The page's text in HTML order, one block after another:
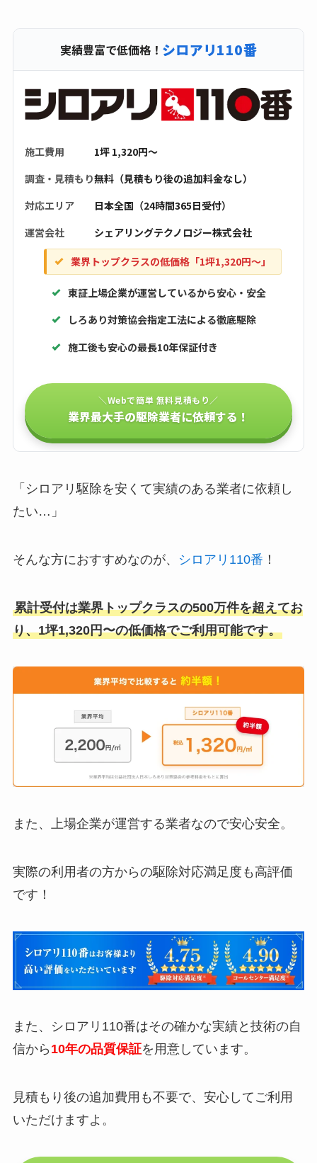
実績豊富で低価格！ シロアリ110番
施工費用
1坪 1,320円〜
調査・見積もり無料（見積もり後の追加料金なし）
対応エリア
日本全国（24時間365日受付）
運営会社
シェアリングテクノロジー株式会社
業界トップクラスの低価格「1坪1,320円〜」
東証上場企業が運営しているから安心・安全
しろあり対策協会指定工法による徹底駆除
施工後も安心の最長10年保証付き
＼Webで簡単 無料見積もり／
業界最大手の駆除業者に依頼する！
「シロアリ駆除を安くて実績のある業者に依頼し
たい…」
そんな方におすすめなのが、 シロアリ110番 ！
累計受付は業界トップクラスの500万件を超えてお
り、1坪1,320円〜の低価格でご利用可能です。
また、上場企業が運営する業者なので安心安全。
実際の利用者の方からの駆除対応満足度も高評価
です！
また、シロアリ110番はその確かな実績と技術の自
信から 10年の品質保証を用意しています。
見積もり後の追加費用も不要で、安心してご利用
いただけますよ。